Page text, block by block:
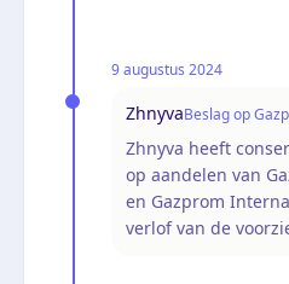
9 augustus 2024
ZhnyvaBeslag op
Zhnyva heeft
op aandelen van
en Gazprom
verlof van de